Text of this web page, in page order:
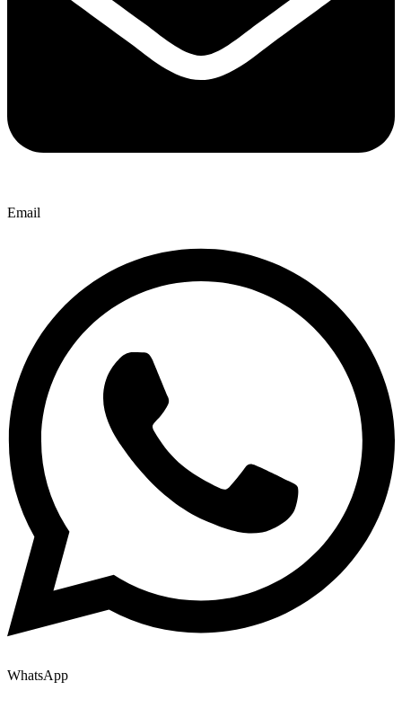
Email
WhatsApp